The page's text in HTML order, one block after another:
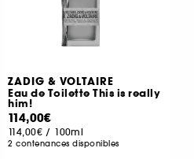
ZADIG & VOLTAIRE
Eau de Toilette This is really
him!
114,00€
114,00€ / 100ml
2 contenances disponibles